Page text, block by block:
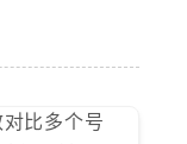
比多个号